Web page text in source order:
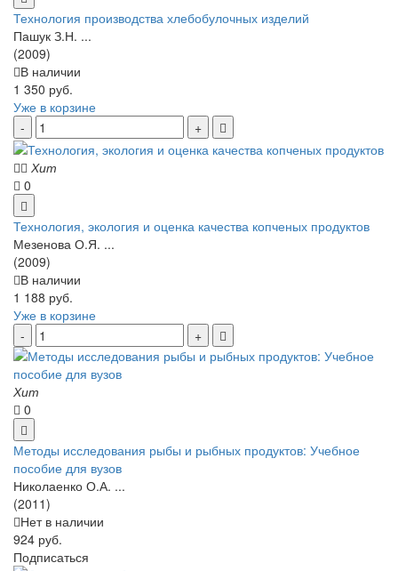
Технология производства хлебобулочных изделий
Пашук З.Н. ...
(2009)
В наличии
1 350 руб.
Уже в корзине
Хит
0
Технология, экология и оценка качества копченых продуктов
Мезенова О.Я. ...
(2009)
В наличии
1 188 руб.
Уже в корзине
Хит
0
Методы исследования рыбы и рыбных продуктов: Учебное
пособие для вузов
Николаенко О.А. ...
(2011)
Нет в наличии
924 руб.
Подписаться